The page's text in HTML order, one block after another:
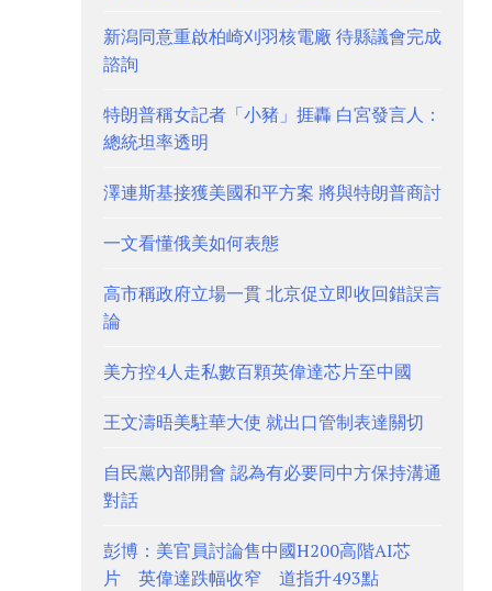
新潟同意重啟柏崎刈羽核電廠 待縣議會完成
諮詢
特朗普稱女記者「小豬」捱轟 白宮發言人：
總統坦率透明
澤連斯基接獲美國和平方案 將與特朗普商討
一文看懂俄美如何表態
高市稱政府立場一貫 北京促立即收回錯誤言
論
美方控4人走私數百顆英偉達芯片至中國
王文濤晤美駐華大使 就出口管制表達關切
自民黨內部開會 認為有必要同中方保持溝通
對話
彭博：美官員討論售中國H200高階AI芯
片 英偉達跌幅收窄 道指升493點